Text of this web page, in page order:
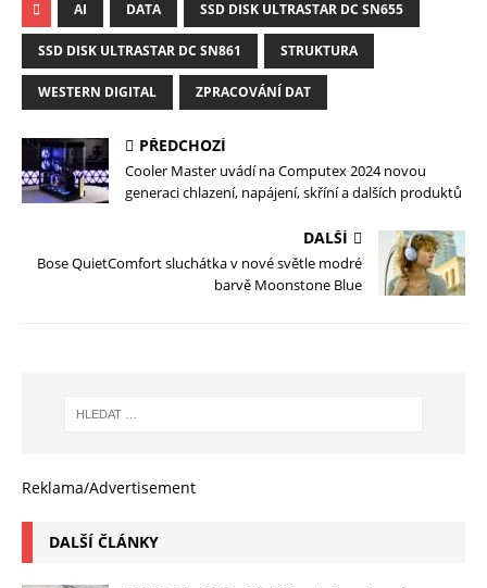
AI DATA SSD DISK ULTRASTAR DC SN655
SSD DISK ULTRASTAR DC SN861 STRUKTURA
WESTERN DIGITAL ZPRACOVÁNÍ DAT
PŘEDCHOZÍ
Cooler Master uvádí na Computex 2024 novou
generaci chlazení, napájení, skříní a dalších produktů
DALŠÍ
Bose QuietComfort sluchátka v nové světle modré
barvě Moonstone Blue
Reklama/Advertisement
DALŠÍ ČLÁNKY